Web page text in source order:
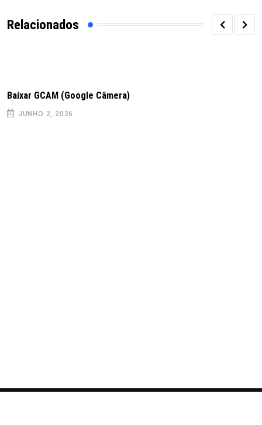
Relacionados
Baixar GCAM (Google Câmera)
JUNHO 2, 2026